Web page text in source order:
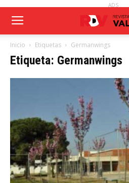
ADS
Inicio Etiquetas Germanwings
Etiqueta: Germanwings